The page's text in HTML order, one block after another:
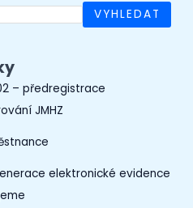
VYHLEDAT
– předregistrace
JMHZ
elektronické evidence